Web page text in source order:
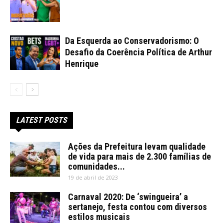
Da Esquerda ao Conservadorismo: O
Desafio da Coerência Política de Arthur
Henrique
LATEST POSTS
Ações da Prefeitura levam qualidade
de vida para mais de 2.300 famílias de
comunidades...
19 de abril de 2023
Carnaval 2020: De ‘swingueira’ a
sertanejo, festa contou com diversos
estilos musicais